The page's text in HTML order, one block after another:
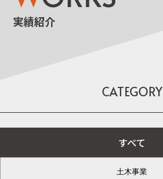
実績紹介
CATEGORY
すべて
土木事業